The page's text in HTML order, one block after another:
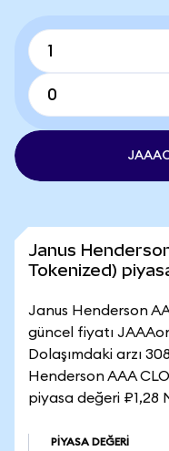
Janus
Tokenized)
Janus Henderson
güncel fiyatı
Dolaşımdaki arzı
Henderson AAA
piyasa değeri ₽1,28
PIYASA DEĞERI